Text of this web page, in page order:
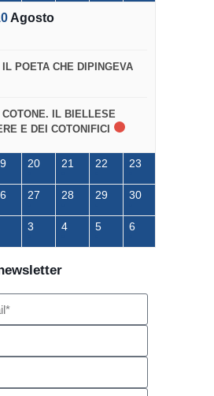
Agosto
IL POETA CHE DIPINGEVA
COTONE. IL BIELLESE
E DEI COTONIFICI
20 21 22 23
27 28 29 30
3 4 5 6